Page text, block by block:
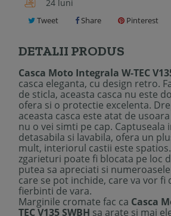
24 luni
Tweet Share Pinterest
DETALII PRODUS
Casca Moto Integrala W-TEC
casca eleganta, cu design retro.
de sticla, aceasta casca nu este
ofera si o protectie excelenta.
aceasta casca este atat de
nu o vei simti pe cap. Captuseala
detasabila si lavabila, ofera un
mult, interiorul castii este
zgarieturi poate fi blocata pe loc
putea sa apreciati si
care se pot inchide, care va vor fi
fierbinti de vara.
Marginile cromate fac ca Casca
TEC V135 SWBH sa arate si mai